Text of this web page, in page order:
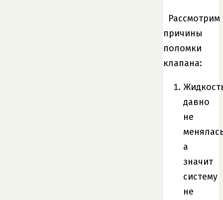
Рассмотрим
причины
поломки
клапана:
давно
не
а
значит
систему
не